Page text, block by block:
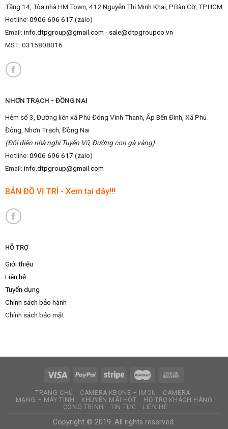
Tầng 14, Tòa nhà HM Town, 412 Nguyễn Thị Minh Khai, P.Bàn Cờ, TP.HCM
Hotline: 0906 696 617 (zalo)
Email: info.dtpgroup@gmail.com - sale@dtpgroupco.vn
MST: 0315808016
NHƠN TRẠCH - ĐỒNG NAI
Hẻm số 3, Đường liên xã Phú Đông Vĩnh Thanh, Ấp Bến Đình, Xã Phú
Đông, Nhơn Trạch, Đồng Nai
(Đối diện nhà nghỉ Tuyến Vũ, Đường con gà vàng)
Hotline: 0906 696 617 (zalo)
Email: info.dtpgroup@gmail.com
BẢN ĐỒ VỊ TRÍ - Xem tại đây!!!
HỖ TRỢ
Giới thiệu
Liên hệ
Tuyển dụng
Chính sách bảo hành
Chính sách bảo mật
TRANG CHỦ CAMERA KBONE – IMOU
CAMERA
MẠNG – MÁY TÍNH
KHUYẾN MÃI HOT
HỖ TRỢ KHÁCH HÀNG
CÔNG TRÌNH
TIN TỨC LIÊN HỆ
Copyright © 2019. All rights reserved.